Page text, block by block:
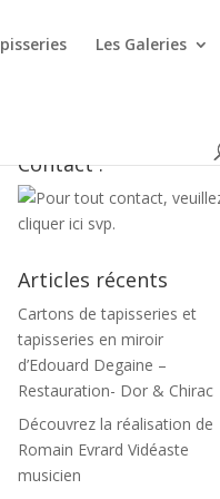
Les Galeries
Contact :
Articles récents
Cartons de tapisseries et
tapisseries en miroir
d’Edouard Degaine –
Restauration- Dor & Chirac
Découvrez la réalisation de
Romain Evrard Vidéaste
musicien